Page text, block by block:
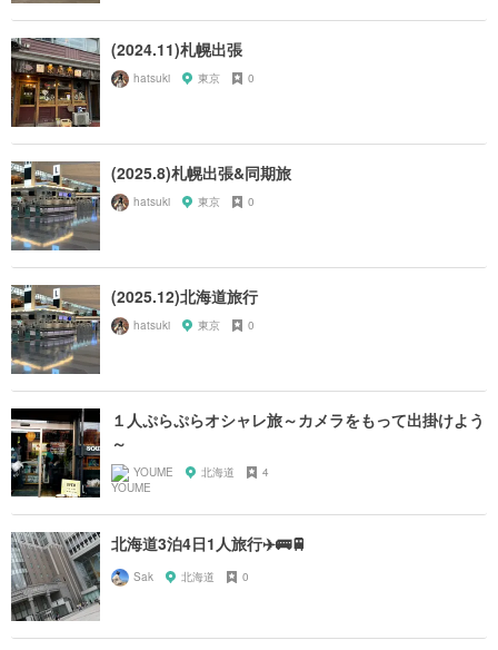
(2024.11)札幌出張
hatsuki 東京 0
(2025.8)札幌出張&同期旅
hatsuki 東京 0
(2025.12)北海道旅行
hatsuki 東京 0
１人ぷらぷらオシャレ旅～カメラをもって出掛けよう
～
YOUME 北海道 4
北海道3泊4日1人旅行✈️🚌🚆
Sak 北海道 0